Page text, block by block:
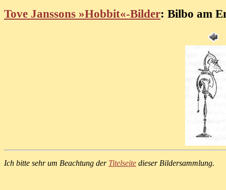
Tove Janssons »Hobbit«-Bilder: Bilbo am
Ich bitte sehr um Beachtung der Titelseite dieser Bildersammlung.